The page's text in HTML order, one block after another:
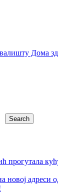
Дома
Search
прогутала
новој адреси